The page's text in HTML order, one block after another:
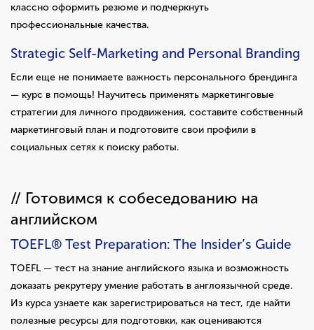
классно оформить резюме и подчеркнуть
профессиональные качества.
Strategic Self-Marketing and Personal Branding
Если еще не понимаете важность персонального брендинга
— курс в помощь! Научитесь применять маркетинговые
стратегии для личного продвижения, составите собственный
маркетинговый план и подготовите свои профили в
социальных сетях к поиску работы.
// Готовимся к собеседованию на
английском
TOEFL® Test Preparation: The Insider’s Guide
TOEFL — тест на знание английского языка и возможность
доказать рекрутеру умение работать в англоязычной среде.
Из курса узнаете как зарегистрироваться на тест, где найти
полезные ресурсы для подготовки, как оцениваются